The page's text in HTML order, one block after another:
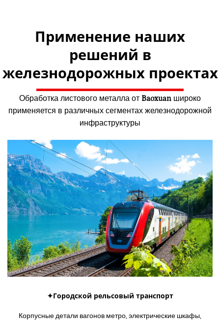
Применение наших
решений в
железнодорожных проектах
Обработка листового металла от Baoxuan широко
применяется в различных сегментах железнодорожной
инфраструктуры
✦Городской рельсовый транспорт
Корпусные детали вагонов метро, электрические шкафы,